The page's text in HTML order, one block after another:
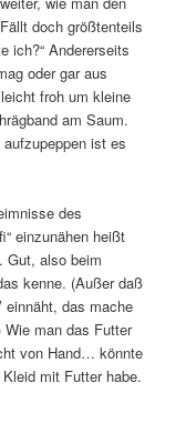
doch größtenteils
ich?“ Andererseits
oder gar aus
froh um kleine
am Saum.
ist es
des
einzunähen heißt
Gut, also beim
kenne. (Außer daß
einnäht, das mache
man das Futter
von Hand… könnte
mit Futter habe.